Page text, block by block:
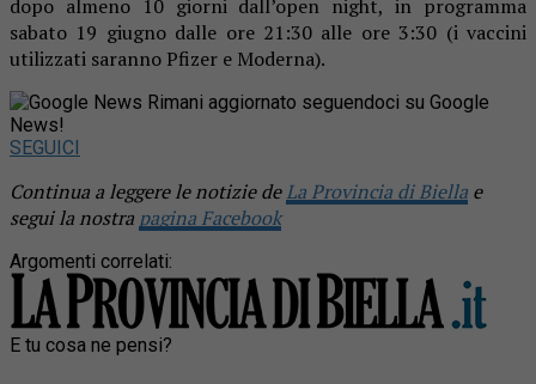
dopo almeno 10 giorni dall’open night, in programma
sabato 19 giugno dalle ore 21:30 alle ore 3:30 (i vaccini
utilizzati saranno Pfizer e Moderna).
Rimani aggiornato seguendoci su Google
News!
SEGUICI
Continua a leggere le notizie deLa Provincia di Biella e
segui la nostra pagina Facebook
Argomenti correlati:
E tu cosa ne pensi?